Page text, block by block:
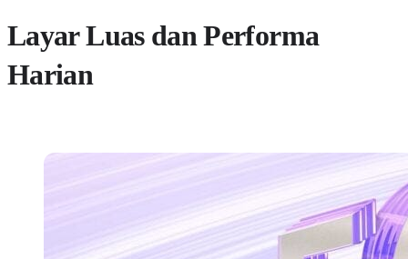
Layar Luas dan Performa
Harian